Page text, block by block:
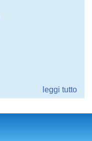
leggi tutto